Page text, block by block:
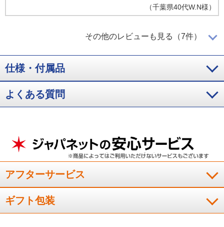
（千葉県40代W.N様）
持ち運びしやすいです
防災のため購入しました。持ち運びしやすくいろいろな機能が
付いていて便利です。
（埼玉県60代M.T様）
デザインが気に入りました
作業の際に、ラジオを聴く機会が多いので購入しました。コン
S.N様）
その他のレビューも見る（7件）
仕様・付属品
よくある質問
アフターサービス
ギフト包装